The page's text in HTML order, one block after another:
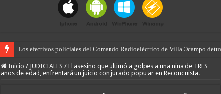
El desarrollo del norte, “más producción, más empleo y más
Inicio / JUDICIALES / El asesino que ultimó a golpes a una niña de TRES
años de edad, enfrentará un juicio con jurado popular en Reconquista.